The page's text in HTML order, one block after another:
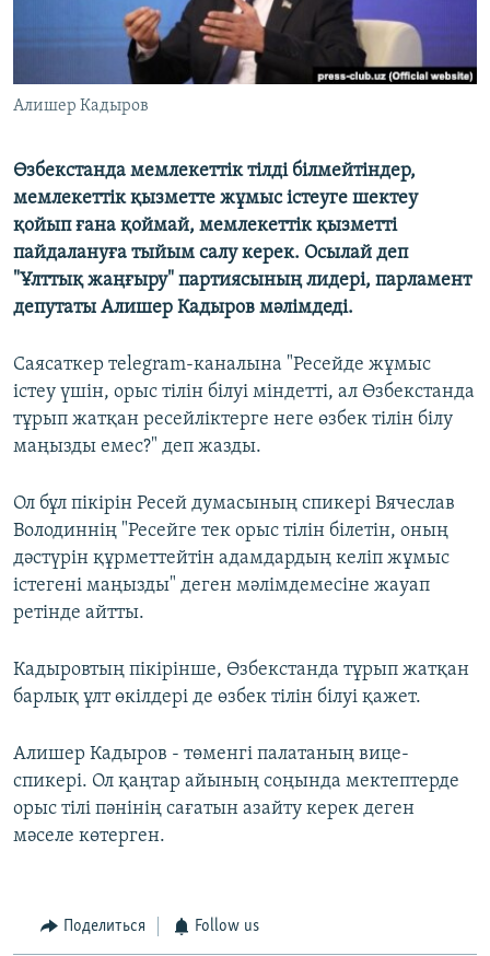
Алишер Кадыров
Өзбекстанда мемлекеттік тілді білмейтіндер,
мемлекеттік қызметте жұмыс істеуге шектеу
қойып ғана қоймай, мемлекеттік қызметті
пайдалануға тыйым салу керек. Осылай деп
"Ұлттық жаңғыру" партиясының лидері, парламент
депутаты Алишер Кадыров мәлімдеді.
Саясаткер тelegram-каналына "Ресейде жұмыс
істеу үшін, орыс тілін білуі міндетті, ал Өзбекстанда
тұрып жатқан ресейліктерге неге өзбек тілін білу
маңызды емес?" деп жазды.
Ол бұл пікірін Ресей думасының спикері Вячеслав
Володиннің "Ресейге тек орыс тілін білетін, оның
дәстүрін құрметтейтін адамдардың келіп жұмыс
істегені маңызды" деген мәлімдемесіне жауап
ретінде айтты.
Кадыровтың пікірінше, Өзбекстанда тұрып жатқан
барлық ұлт өкілдері де өзбек тілін білуі қажет.
Алишер Кадыров - төменгі палатаның вице-
спикері. Ол қаңтар айының соңында мектептерде
орыс тілі пәнінің сағатын азайту керек деген
мәселе көтерген.
Поделиться Follow us